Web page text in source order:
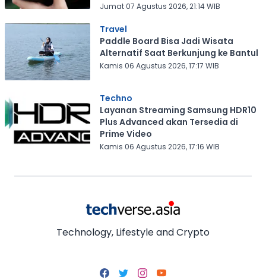
Jumat 07 Agustus 2026, 21:14 WIB
Travel
Paddle Board Bisa Jadi Wisata
Alternatif Saat Berkunjung ke Bantul
Kamis 06 Agustus 2026, 17:17 WIB
Techno
Layanan Streaming Samsung HDR10
Plus Advanced akan Tersedia di
Prime Video
Kamis 06 Agustus 2026, 17:16 WIB
Technology, Lifestyle and Crypto